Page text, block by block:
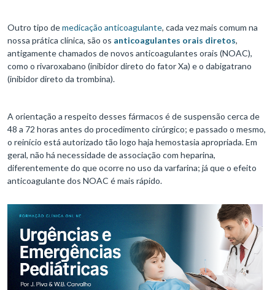
Outro tipo demedicação anticoagulante, cada vez mais comum na
nossa prática clínica, são os anticoagulantes orais diretos,
antigamente chamados de novos anticoagulantes orais (NOAC),
como o rivaroxabano (inibidor direto do fator Xa) e o dabigatrano
(inibidor direto da trombina).
A orientação a respeito desses fármacos é de suspensão cerca de
48 a 72 horas antes do procedimento cirúrgico; e passado o mesmo,
o reinício está autorizado tão logo haja hemostasia apropriada. Em
geral, não há necessidade de associação com heparina,
diferentemente do que ocorre no uso da varfarina; já que o efeito
anticoagulante dos NOAC é mais rápido.